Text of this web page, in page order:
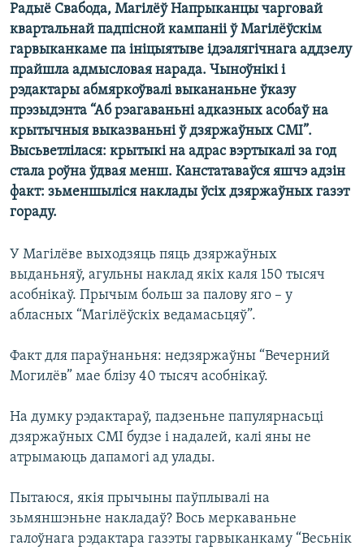
пошукуБЕЛАРУСЫ НА ВАЙНЕ
ПАЛІТВЯЗЬНІ
КУЛЬТУРА
КАЛЯНДАР
АЎДЫЁКНІГІ
PREMIUM
МОВА
НА ХВАЛЯХ СВАБОДЫ
TWITTER
Усе сайты РС/РСЭ
Радыё Свабода, Магілёў Напрыканцы чарговай
квартальнай падпісной кампаніі ў Магілёўскім
гарвыканкаме па ініцыятыве ідэалягічнага аддзелу
прайшла адмысловая нарада. Чыноўнікі і
рэдактары абмяркоўвалі выкананьне ўказу
прэзыдэнта “Аб рэагаваньні адказных асобаў на
крытычныя выказваньні ў дзяржаўных СМІ”.
Высьветлілася: крытыкі на адрас вэртыкалі за год
стала роўна ўдвая менш. Канстатаваўся яшчэ адзін
факт: зьменшыліся наклады ўсіх дзяржаўных газэт
гораду.
У Магілёве выходзяць пяць дзяржаўных
выданьняў, агульны наклад якіх каля 150 тысяч
асобнікаў. Прычым больш за палову яго – у
абласных “Магілёўскіх ведамасьцяў”.
Факт для параўнаньня: недзяржаўны “Вечерний
Могилёв” мае блізу 40 тысяч асобнікаў.
На думку рэдактараў, падзеньне папулярнасьці
дзяржаўных СМІ будзе і надалей, калі яны не
атрымаюць дапамогі ад улады.
Пытаюся, якія прычыны паўплывалі на
зьмяншэньне накладаў? Вось меркаваньне
галоўнага рэдактара газэты гарвыканкаму “Весьнік